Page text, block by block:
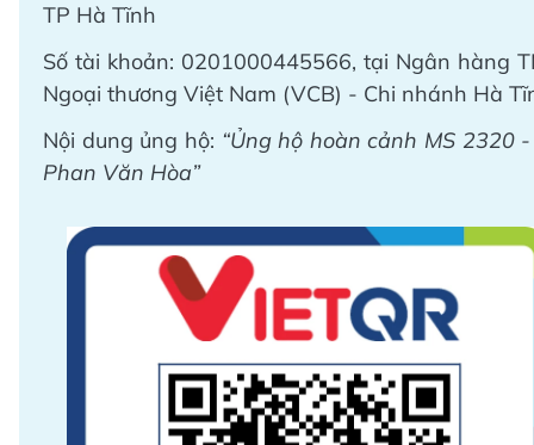
TP Hà Tĩnh
Số tài khoản: 0201000445566, tại Ngân hàng
Ngoại thương Việt Nam (VCB) - Chi nhánh Hà
Nội dung ủng hộ: “Ủng hộ hoàn cảnh MS 2320
Phan Văn Hòa”